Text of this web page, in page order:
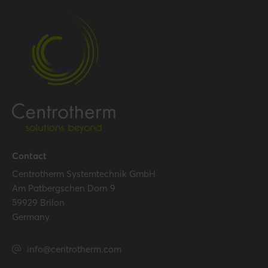
Contact
Centrotherm Systemtechnik GmbH
Am Patbergschen Dorn 9
59929 Brilon
Germany
info@centrotherm.com